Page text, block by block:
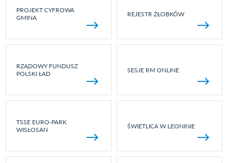
PROJEKT CYFROWA
GMINA
REJESTR ŻŁOBKÓW
RZĄDOWY FUNDUSZ
POLSKI ŁAD
SESJE RM ONLINE
TSSE EURO-PARK
WISŁOSAN
ŚWIETLICA W LEONINIE